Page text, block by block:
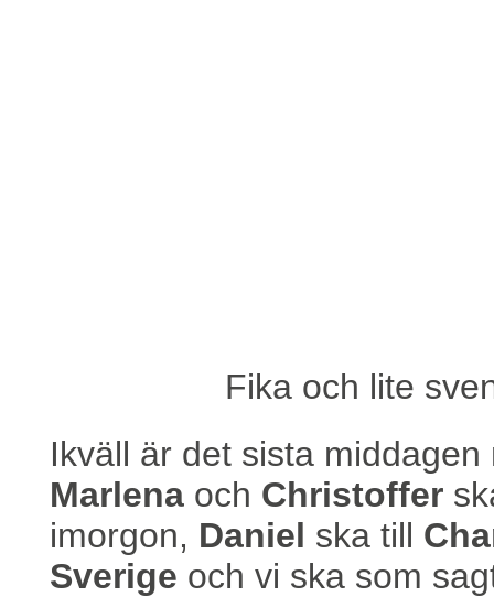
Fika och lite
Ikväll är det sista
Marlena och Christoffer
imorgon, Daniel ska till
Sverige och vi ska som